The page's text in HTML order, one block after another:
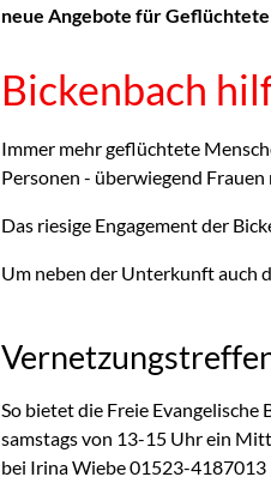
neue Angebote für
Bickenbach
Immer mehr geflüchtete
Personen - überwiegend
Das riesige Engagement der
Um neben der Unterkunft auch
So bietet die Freie
samstags von 13-15 Uhr ein
bei Irina Wiebe 01523-4187013